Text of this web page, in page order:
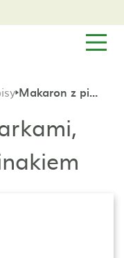
Makaron z pieczarkami, kurczakiem i szpinakiem